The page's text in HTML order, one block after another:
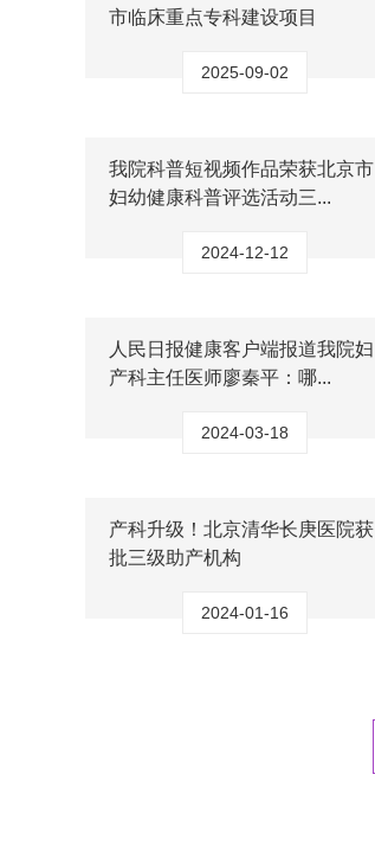
市临床重点专科建设项目
2025-09-02
我院科普短视频作品荣获北京市
妇幼健康科普评选活动三...
2024-12-12
人民日报健康客户端报道我院妇
产科主任医师廖秦平：哪...
2024-03-18
产科升级！北京清华长庚医院获
批三级助产机构
2024-01-16